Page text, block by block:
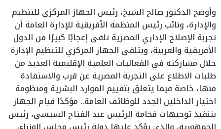
وأوضح الدكتور صالح الشيخ، رئيس الجهاز المركزي للتنظيم
والإدارة، ونائب رئيس المنظمة الأفريقية للإدارة العامة أن
تجربة الإصلاح الإداري المصرية تلقى إعجابًا كبيرًا من الدول
الأفريقية والعربية، ويتلقى الجهاز المركزي للتنظيم الإدارة
خلال مشاركته في الفعاليات العلمية الإقليمية العديد من
طلبات الاطلاع على التجربة المصرية عن قرب والاستفادة
منها، خاصة فيما يتعلق بتقييم الموارد البشرية ومنظومة
اختيار الداخلين الجدد للوظائف العامة.. مؤكدًا قيام الجهاز
بتنفيذ توجيهات فخامة الرئيس عبد الفتاح السيسي، رئيس